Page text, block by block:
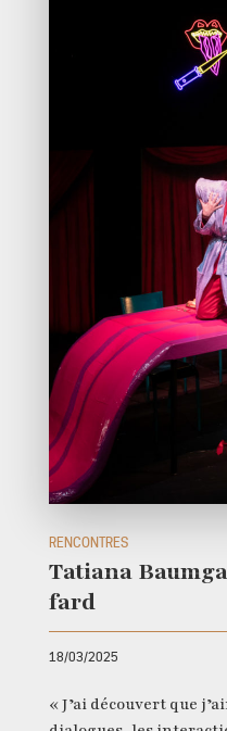
RENCONTRES
Tatiana
fard
18/03/2025
« J’ai découvert que